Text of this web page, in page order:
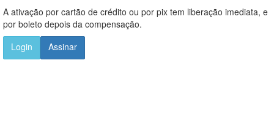
A ativação por cartão de crédito ou por pix tem liberação imediata, e
por boleto depois da compensação.
Login
Assinar